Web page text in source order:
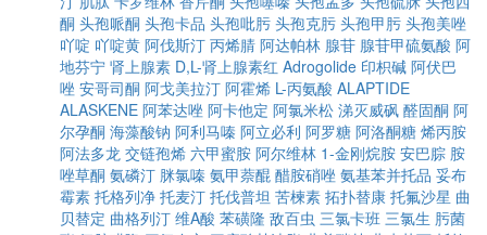
酮 头孢哌酮 头孢卡品 头孢吡肟 头孢克肟 头孢甲肟 头孢美唑
吖啶 吖啶黄 阿伐斯汀 丙烯腈 阿达帕林 腺苷 腺苷甲硫氨酸 阿
地芬宁 肾上腺素 D,L-肾上腺素红 Adrogolide 印枳碱 阿伏巴
唑 安哥司酮 阿戈美拉汀 阿霍烯 L-丙氨酸 ALAPTIDE
ALASKENE 阿苯达唑 阿卡他定 阿氯米松 涕灭威砜 醛固酮 阿
尔孕酮 海藻酸钠 阿利马嗪 阿立必利 阿罗糖 阿洛酮糖 烯丙胺
阿法多龙 交链孢烯 六甲蜜胺 阿尔维林 1-金刚烷胺 安巴腙 胺
唑草酮 氨磷汀 脒氯嗪 氨甲萘醌 醋胺硝唑 氨基苯并托品 妥布
霉素 托格列净 托麦汀 托伐普坦 苦楝素 拓扑替康 托氟沙星 曲
贝替定 曲格列汀 维A酸 苯磺隆 敌百虫 三氯卡班 三氯生 肟菌